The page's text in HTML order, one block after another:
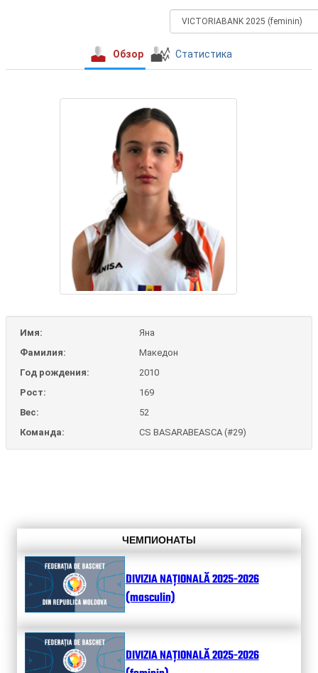
Обзор Статистика
Имя:
Яна
Фамилия:
Македон
Год рождения:
2010
Рост:
169
Вес:
52
Команда:
CS BASARABEASCA (#29)
ЧЕМПИОНАТЫ
DIVIZIA NAȚIONALĂ 2025-2026
(masculin)
DIVIZIA NAȚIONALĂ 2025-2026